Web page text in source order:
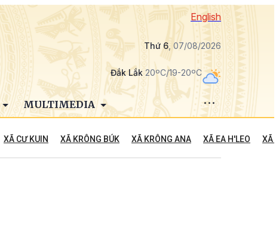
English
Thứ 6, 07/08/2026
Đắk Lắk20ºC/19-20ºC
MULTIMEDIA
XÃ CƯ KUIN XÃ KRÔNG BÚK XÃ KRÔNG ANA XÃ EA H'LEO XÃ